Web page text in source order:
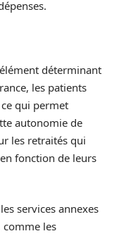
déterminant
les patients
qui permet
autonomie de
les retraités qui
fonction de leurs
services annexes
comme les